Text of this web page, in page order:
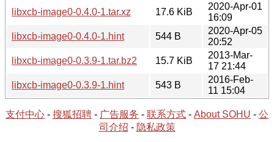
libxcb-image0-0.4.0-1.tar.xz
17.6 KiB
2020-Apr-01
16:09
libxcb-image0-0.4.0-1.hint
544 B
2020-Apr-05
20:52
libxcb-image0-0.3.9-1.tar.bz2
15.7 KiB
2013-Mar-
17 21:44
libxcb-image0-0.3.9-1.hint
543 B
2016-Feb-
11 15:04
支付中心 - 搜狐招聘 - 广告服务 - 联系方式 - About SOHU - 公
司介绍 - 隐私政策